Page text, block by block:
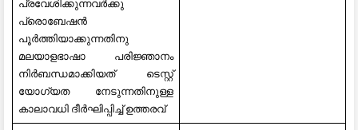
പ്രവേശിക്കുന്നവർക്കു
പ്രൊബേഷൻ
പൂർത്തിയാക്കുന്നതിനു
മലയാളഭാഷാ പരിജ്ഞാനം
നിർബന്ധമാക്കിയത് ടെസ്റ്റ്
യോഗ്യത നേടുന്നതിനുള്ള
കാലാവധി ദീർഘിപ്പിച്ച് ഉത്തരവ്